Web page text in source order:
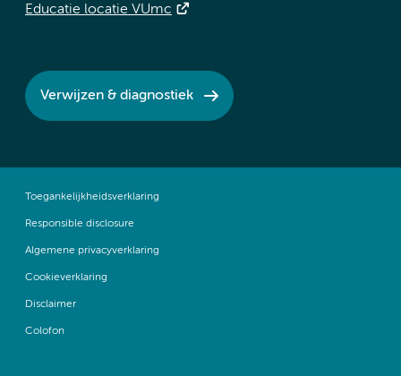
Educatie locatie VUmc
Verwijzen & diagnostiek
Toegankelijkheidsverklaring
Responsible disclosure
Algemene privacyverklaring
Cookieverklaring
Disclaimer
Colofon